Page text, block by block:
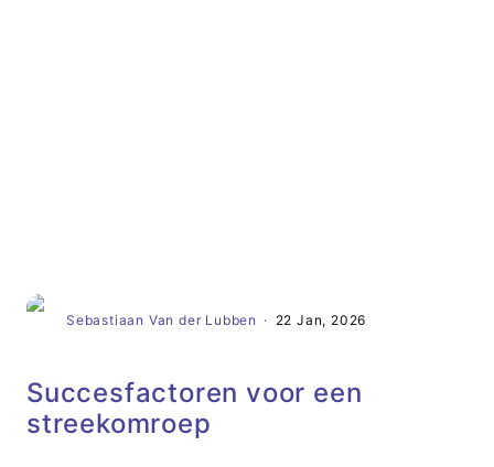
Sebastiaan Van der Lubben · 22 Jan, 2026
Succesfactoren voor een
streekomroep